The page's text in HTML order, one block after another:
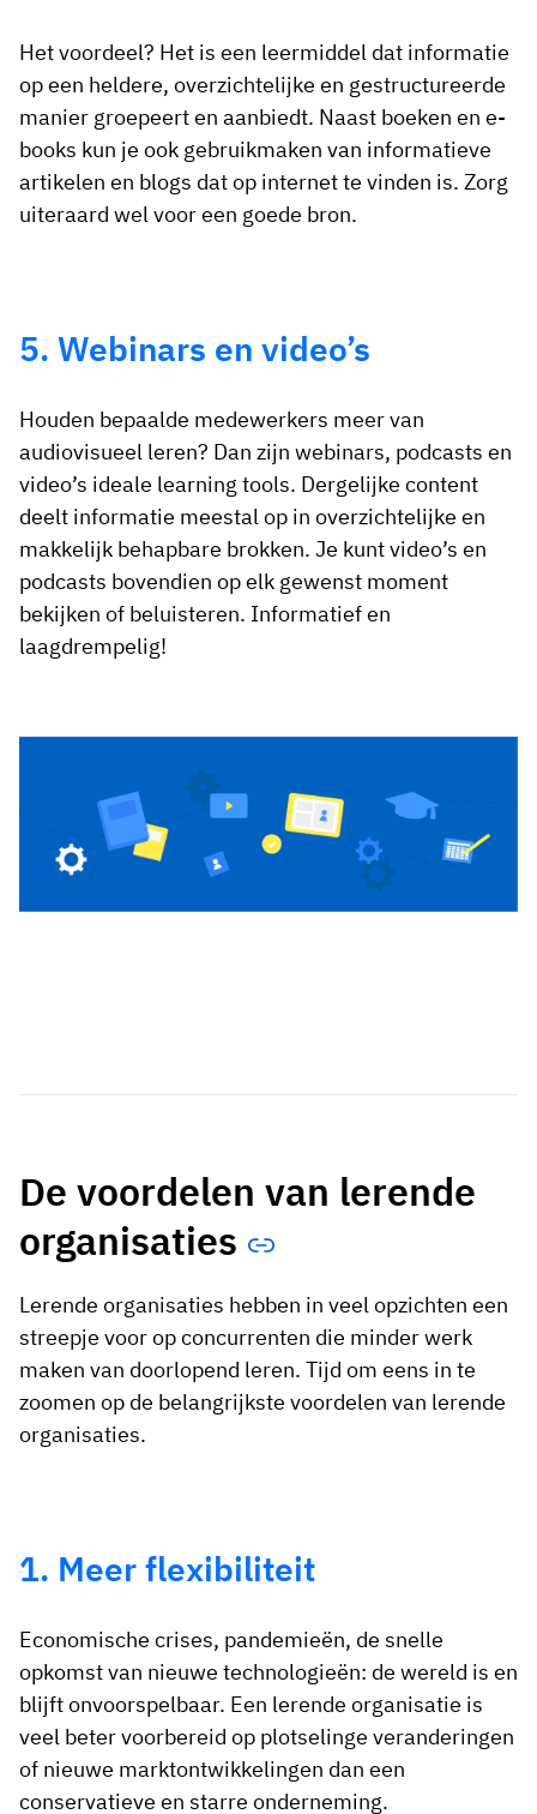
Het voordeel? Het is een leermiddel dat informatie
op een heldere, overzichtelijke en gestructureerde
manier groepeert en aanbiedt. Naast boeken en e-
books kun je ook gebruikmaken van informatieve
artikelen en blogs dat op internet te vinden is. Zorg
uiteraard wel voor een goede bron.
5. Webinars en video’s
Houden bepaalde medewerkers meer van
audiovisueel leren? Dan zijn webinars, podcasts en
video’s ideale learning tools. Dergelijke content
deelt informatie meestal op in overzichtelijke en
makkelijk behapbare brokken. Je kunt video’s en
podcasts bovendien op elk gewenst moment
bekijken of beluisteren. Informatief en
laagdrempelig!
De voordelen van lerende
organisaties
Lerende organisaties hebben in veel opzichten een
streepje voor op concurrenten die minder werk
maken van doorlopend leren. Tijd om eens in te
zoomen op de belangrijkste voordelen van lerende
organisaties.
1. Meer flexibiliteit
Economische crises, pandemieën, de snelle
opkomst van nieuwe technologieën: de wereld is en
blijft onvoorspelbaar. Een lerende organisatie is
veel beter voorbereid op plotselinge veranderingen
of nieuwe marktontwikkelingen dan een
conservatieve en starre onderneming.